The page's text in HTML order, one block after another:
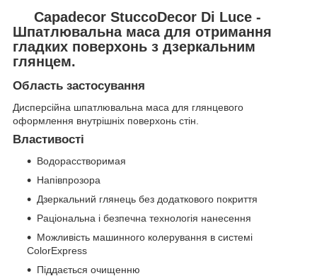
Capadecor StuccoDecor Di Luce -
Шпатлювальна маса для отримання
гладких поверхонь з дзеркальним
глянцем.
Область застосування
Дисперсійна шпатлювальна маса для глянцевого
оформлення внутрішніх поверхонь стін.
Властивості
Водорасстворимая
Напівпрозора
Дзеркальний глянець без додаткового покриття
Раціональна і безпечна технологія нанесення
Можливість машинного колерування в системі
ColorExpress
Піддається очищенню